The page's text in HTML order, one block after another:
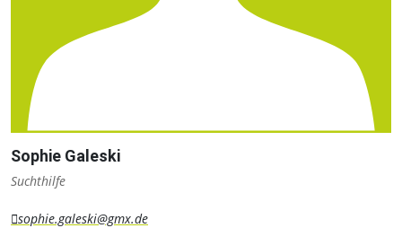
Sophie Galeski
Suchthilfe
sophie.galeski@gmx.de